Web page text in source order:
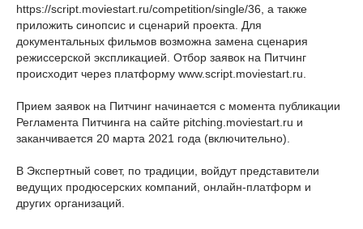
https://script.moviestart.ru/competition/single/36, а также
приложить синопсис и сценарий проекта. Для
документальных фильмов возможна замена сценария
режиссерской экспликацией. Отбор заявок на Питчинг
происходит через платформу www.script.moviestart.ru.
Прием заявок на Питчинг начинается с момента публикации
Регламента Питчинга на сайте pitching.moviestart.ru и
заканчивается 20 марта 2021 года (включительно).
В Экспертный совет, по традиции, войдут представители
ведущих продюсерских компаний, онлайн-платформ и
других организаций.